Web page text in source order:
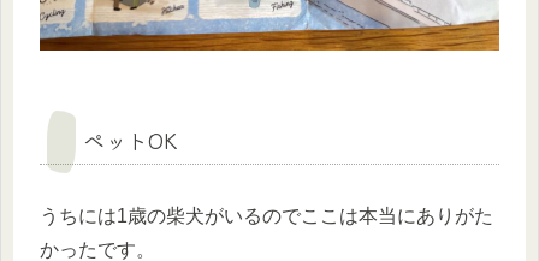
ペットOK
うちには1歳の柴犬がいるのでここは本当にありがた
かったです。